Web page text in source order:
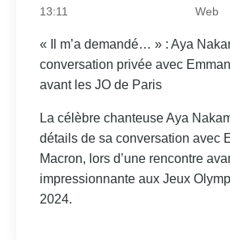
13:11
Web
« Il m’a demandé… » : Aya
conversation privée avec
avant les JO de Paris
La célèbre chanteuse Aya
détails de sa conversation avec
Macron, lors d’une rencontre
impressionnante aux Jeux
2024.